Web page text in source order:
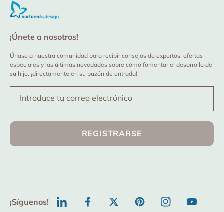
¡Únete a nosotros!
Únase a nuestra comunidad para recibir consejos de expertos, ofertas
especiales y las últimas novedades sobre cómo fomentar el desarrollo de
su hijo, ¡directamente en su buzón de entrada!
Introduce tu correo electrónico
REGISTRARSE
¡Síguenos! TODO FacebookTwitter PinterestInstagramYouTube